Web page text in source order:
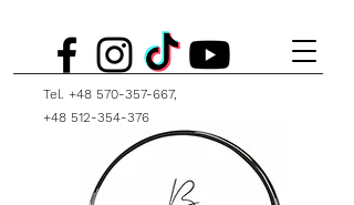
Tel. +48 570-357-667,
+48 512-354-376